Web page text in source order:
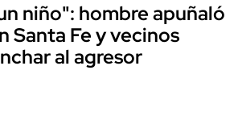
niño": hombre apuñaló
Santa Fe y vecinos
al agresor